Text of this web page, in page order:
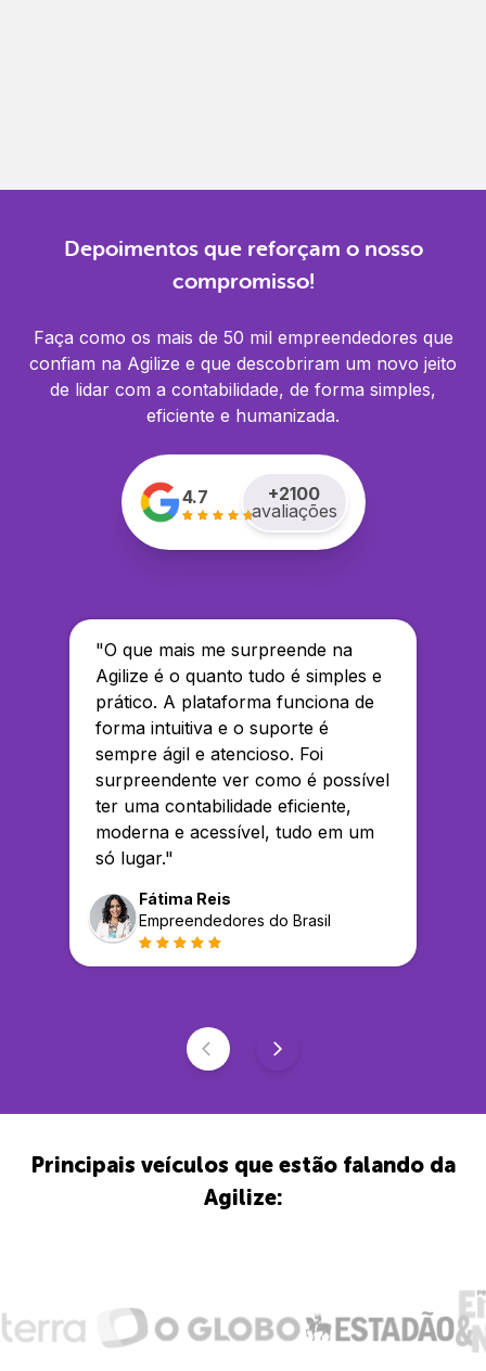
Depoimentos que reforçam o nosso
compromisso!
Faça como os mais de 50 mil empreendedores que
confiam na Agilize e que descobriram um novo jeito
de lidar com a contabilidade, de forma simples,
eficiente e humanizada.
4.7 +2100
avaliações
"O que mais me surpreende na
Agilize é o quanto tudo é simples e
prático. A plataforma funciona de
forma intuitiva e o suporte é
sempre ágil e atencioso. Foi
surpreendente ver como é possível
ter uma contabilidade eficiente,
moderna e acessível, tudo em um
só lugar."
Fátima Reis
Empreendedores do Brasil
Principais veículos que estão falando da
Agilize: